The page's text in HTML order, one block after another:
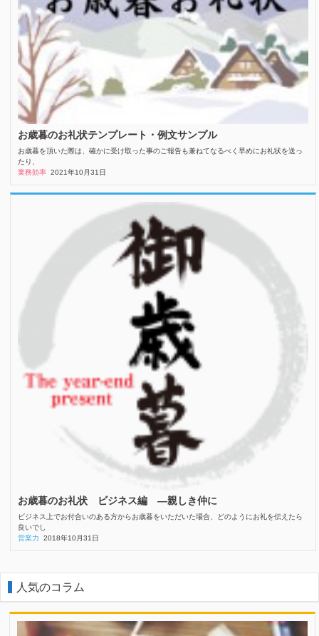
お歳暮のお礼状テンプレート・例文サンプル
お歳暮を頂いた際は、確かに受け取った事のご報告も兼ねてなるべく早めにお礼状を送っ
たり、
業務効率 2021年10月31日
お歳暮のお礼状 ビジネス編 ―親しき仲に
ビジネス上でお付合いのある方からお歳暮をいただいた場合、どのようにお礼を伝えたら
良いでし
営業力
2018年10月31日
人気のコラム